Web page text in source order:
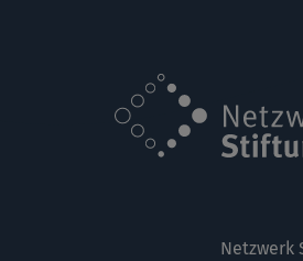
Netzwerk